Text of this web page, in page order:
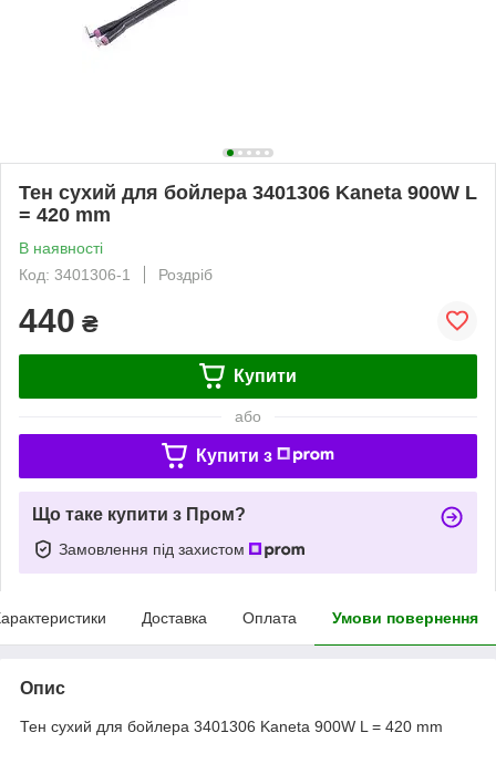
Тен сухий для бойлера 3401306 Kaneta 900W L
= 420 mm
В наявності
Код: 3401306-1
Роздріб
440 ₴
Купити
або
Купити з
Що таке купити з Пром?
Замовлення під захистом
Доставка Оплата Умови повернення
Опис
Тен сухий для бойлера 3401306 Kaneta 900W L = 420 mm